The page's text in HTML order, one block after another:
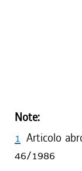
Note:
1 Articolo
46/1986